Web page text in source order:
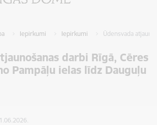
Iepirkumi Iepirkumi Ūdensvada
darbi Rīgā, Cēres
Pampāļu ielas līdz Dauguļu